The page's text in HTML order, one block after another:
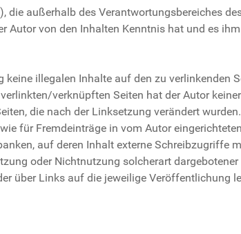
außerhalb des Verantwortungsbereiches
von den Inhalten Kenntnis hat und es
illegalen Inhalte auf den zu verlinkenden
verknüpften Seiten hat der Autor
die nach der Linksetzung verändert
für Fremdeinträge in vom Autor
auf deren Inhalt externe Schreibzugriffe
oder Nichtnutzung solcherart
über Links auf die jeweilige Veröffentlichung